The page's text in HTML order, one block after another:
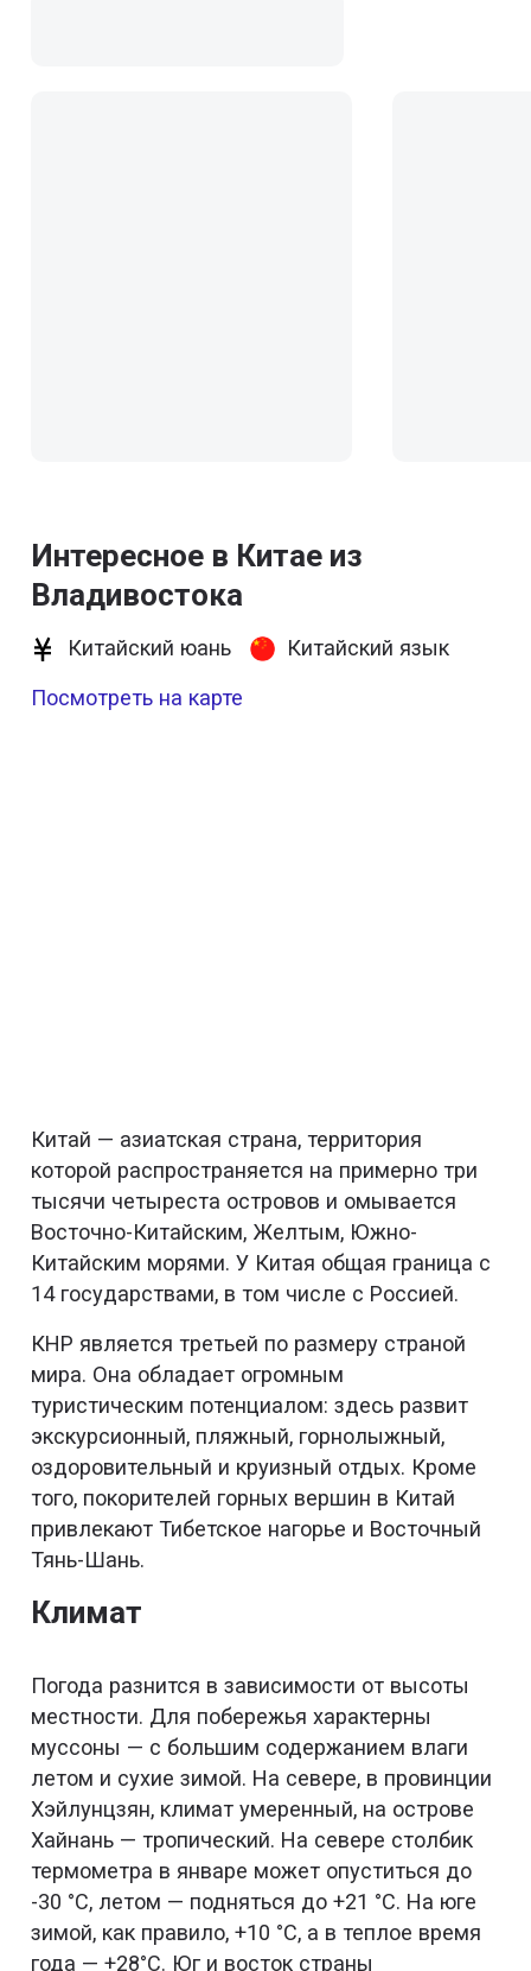
Интересное в Китае из
Владивостока
Китайский юань
Китайский язык
Посмотреть на карте
Китай — азиатская страна, территория
которой распространяется на примерно три
тысячи четыреста островов и омывается
Восточно-Китайским, Желтым, Южно-
Китайским морями. У Китая общая граница с
14 государствами, в том числе с Россией.
КНР является третьей по размеру страной
мира. Она обладает огромным
туристическим потенциалом: здесь развит
экскурсионный, пляжный, горнолыжный,
оздоровительный и круизный отдых. Кроме
того, покорителей горных вершин в Китай
привлекают Тибетское нагорье и Восточный
Тянь-Шань.
Климат
Погода разнится в зависимости от высоты
местности. Для побережья характерны
муссоны — с большим содержанием влаги
летом и сухие зимой. На севере, в провинции
Хэйлунцзян, климат умеренный, на острове
Хайнань — тропический. На севере столбик
термометра в январе может опуститься до
-30 °C, летом — подняться до +21 °C. На юге
зимой, как правило, +10 °C, а в теплое время
года — +28°C. Юг и восток страны